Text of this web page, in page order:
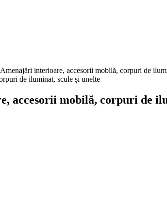
interioare, accesorii mobilă, corpuri de
accesorii mobilă, corpuri de